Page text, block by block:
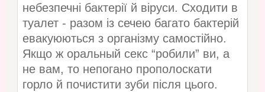
небезпечні бактерії й віруси. Сходити в
туалет - разом із сечею багато бактерій
евакуюються з організму самостійно.
Якщо ж оральный секс “робили” ви, а
не вам, то непогано прополоскати
горло й почистити зуби після цього.